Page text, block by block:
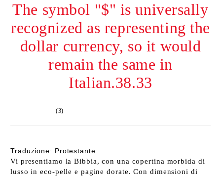
The symbol "$" is universally
recognized as representing the
dollar currency, so it would
remain the same in
Italian.38.33
(3)
Traduzione: Protestante
Vi presentiamo la Bibbia, con una copertina morbida di
lusso in eco-pelle e pagine dorate. Con dimensioni di